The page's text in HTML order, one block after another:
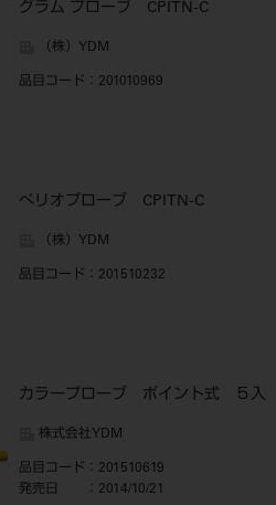
グラム プローブ CPITN-C
（株）YDM
品目コード ：201010969
ぺリオプローブ CPITN-C
（株）YDM
品目コード ：201510232
カラープローブ ポイント式 ５入
株式会社YDM
品目コード ：201510619
発売日
：2014/10/21